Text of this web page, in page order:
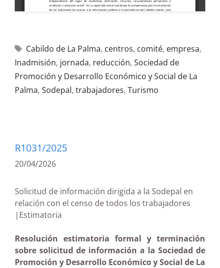
Cabildo de La Palma, centros, comité, empresa,
Inadmisión, jornada, reducción, Sociedad de
Promoción y Desarrollo Económico y Social de La
Palma, Sodepal, trabajadores, Turismo
R1031/2025
20/04/2026
Solicitud de información dirigida a la Sodepal en
relación con el censo de todos los trabajadores
|Estimatoria
Resolución estimatoria formal y terminación
sobre solicitud de información a la Sociedad de
Promoción y Desarrollo Económico y Social de La